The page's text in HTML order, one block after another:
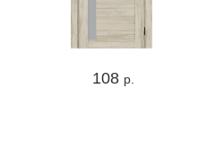
108 р.